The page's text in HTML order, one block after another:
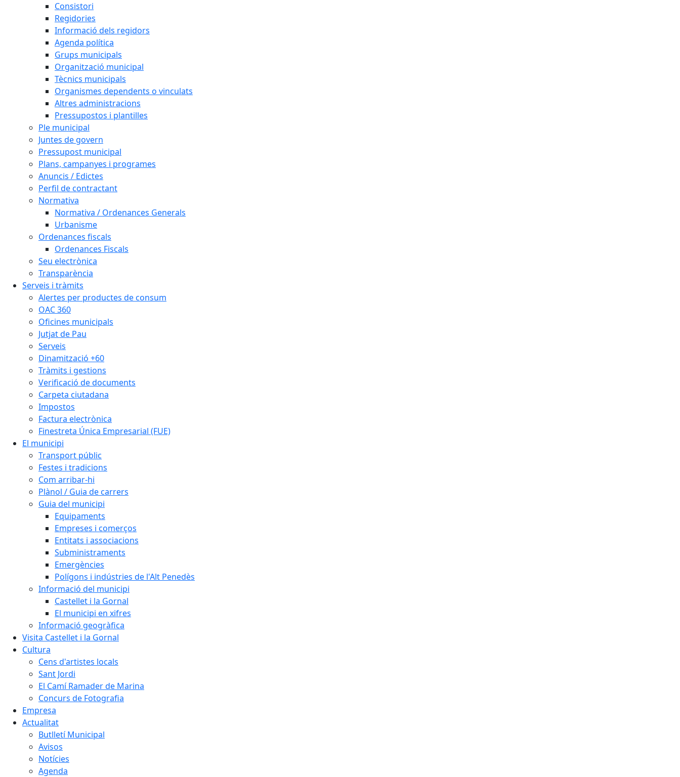
Consistori
Regidories
Informació dels regidors
Agenda política
Grups municipals
Organització municipal
Tècnics municipals
Organismes dependents o vinculats
Altres administracions
Pressupostos i plantilles
Ple municipal
Juntes de govern
Pressupost municipal
Plans, campanyes i programes
Anuncis / Edictes
Perfil de contractant
Normativa
Normativa / Ordenances Generals
Urbanisme
Ordenances fiscals
Ordenances Fiscals
Seu electrònica
Transparència
Serveis i tràmits
Alertes per productes de consum
OAC 360
Oficines municipals
Jutjat de Pau
Serveis
Dinamització +60
Tràmits i gestions
Verificació de documents
Carpeta ciutadana
Impostos
Factura electrònica
Finestreta Única Empresarial (FUE)
El municipi
Transport públic
Festes i tradicions
Com arribar-hi
Plànol / Guia de carrers
Guia del municipi
Equipaments
Empreses i comerços
Entitats i associacions
Subministraments
Emergències
Polígons i indústries de l'Alt Penedès
Informació del municipi
Castellet i la Gornal
El municipi en xifres
Informació geogràfica
Visita Castellet i la Gornal
Cultura
Cens d'artistes locals
Sant Jordi
El Camí Ramader de Marina
Concurs de Fotografia
Empresa
Actualitat
Butlletí Municipal
Avisos
Notícies
Agenda